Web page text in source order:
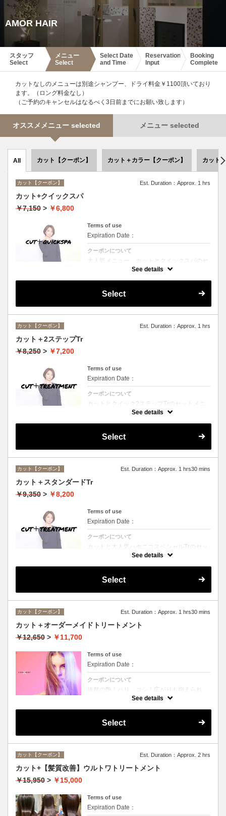
AMOR HAIR
スタッフ
Select
メニュー
Select
Select Date
and Time
Reservation
Input
Booking
Complete
カットなしのメニューは別途シャンプー、ドライ料金￥1100頂いており
ます。（ロング料金なし）
（ご予約のキャンセルはなるべく3日前までにお願い致します）
オススメメニュー selected メニュー selected
All カット【クーポン】 カット＋カラー【クーポン】 カット
カット【クーポン】 Est. Duration：Approx. 1 hrs
カット+クイックスパ
￥7,150 > ￥6,800
Terms of use
Expiration Date：
クーポンについて
大人気メニュー、カットとクイックスパのセ
ットメニュー。本場バリ式クイックスパで頭
See details
Select
カット【クーポン】 Est. Duration：Approx. 1 hrs
カット＋2ステップTr
￥8,250 > ￥7,200
Terms of use
Expiration Date：
クーポンについて
カットとクイック2ステップTrのセットメニ
ュー☆シャンプー、ブロー付。ロング料金な
See details
Select
カット【クーポン】 Est. Duration：Approx. 1 hrs30 mins
カット＋スタンダードTr
￥9,350 > ￥8,200
Terms of use
Expiration Date：
クーポンについて
カットと大人気ハホニコスペシャルTrのセッ
トメニュー☆シャンプー、ブロー付。ロング
See details
Select
カット【クーポン】 Est. Duration：Approx. 1 hrs30 mins
カット＋オーダーメイドトリートメント
￥12,650 > ￥11,700
Terms of use
Expiration Date：
クーポンについて
抜群の艶！ハリ、コシ！広がりも抑えられ
る！どんなに傷んだ髪も、鮮やかなハイトー
See details
Select
カット【クーポン】 Est. Duration：Approx. 2 hrs
カット+【髪質改善】ウルトワトリートメント
￥15,950 > ￥15,000
Terms of use
Expiration Date：